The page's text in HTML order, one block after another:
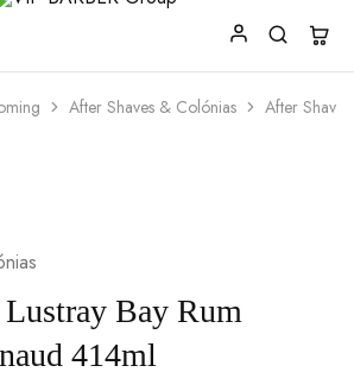
After Shaves & Colónias After Shave
Bay Rum
414ml